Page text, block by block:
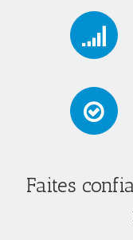
Faites